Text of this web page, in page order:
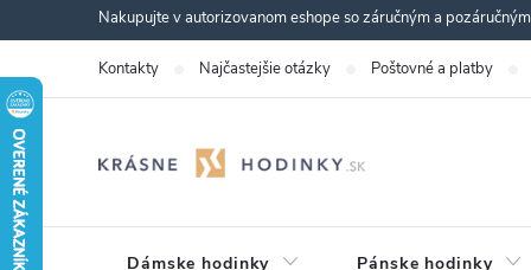
na
obsah
Nakupujte v autorizovanom eshope so záručným a
Kontakty Najčastejšie otázky Poštovné a platby
Dámske hodinky Pánske hodinky